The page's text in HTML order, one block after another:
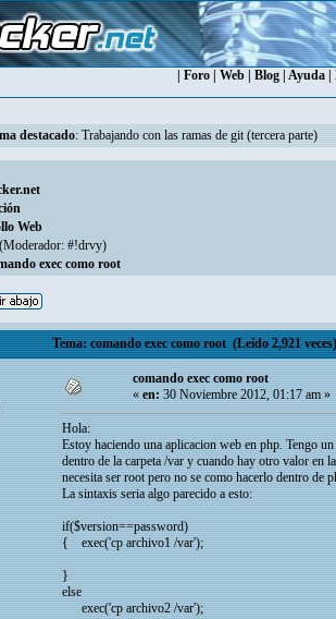
Foro Web Blog Ayuda
destacado: Trabajando con las ramas de git (tercera parte)
Web
(Moderador: #!drvy)
exec como root
Tema: comando exec como root (Leído 2,921 veces)
comando exec como root
«en:30 Noviembre 2012, 01:17 am »
Hola:
Estoy haciendo una aplicacion web en php. Tengo
dentro de la carpeta /var y cuando hay otro valor en
necesita ser root pero no se como hacerlo dentro de
La sintaxis seria algo parecido a esto:
if($version==password)
{ exec('cp archivo1 /var');
}
else
exec('cp archivo2 /var');